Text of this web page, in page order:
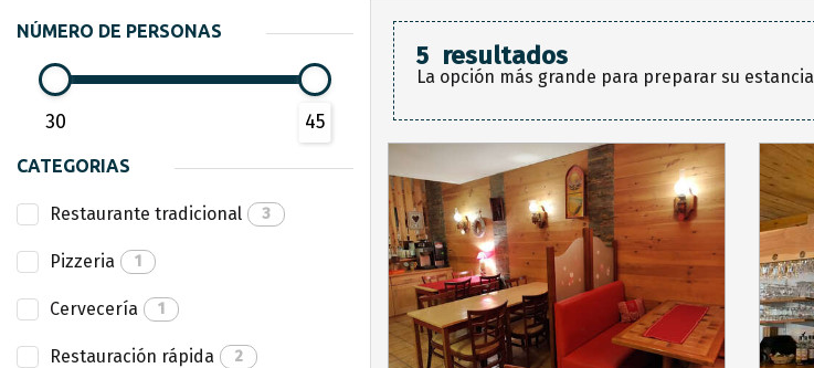
NÚMERO DE PERSONAS
30 45
CATEGORIAS
Restaurante tradicional 3
Pizzeria 1
Cervecería 1
Restauración rápida 2
5 resultados
La opción más grande para preparar su estancia